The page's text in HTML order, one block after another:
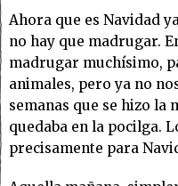
Ahora que es Navidad
no hay que madrugar.
madrugar muchísimo,
animales, pero ya no
semanas que se hizo la
quedaba en la pocilga.
precisamente para